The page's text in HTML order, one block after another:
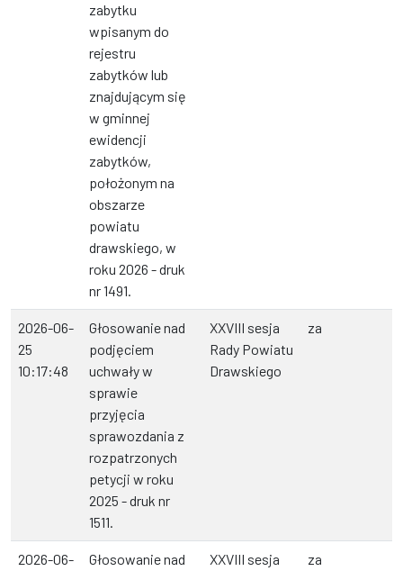
zabytku
wpisanym do
rejestru
zabytków lub
znajdującym się
w gminnej
ewidencji
zabytków,
położonym na
obszarze
powiatu
drawskiego, w
roku 2026 - druk
nr 1491.
2026-06-
25
10:17:48
Głosowanie nad
podjęciem
uchwały w
sprawie
przyjęcia
sprawozdania z
rozpatrzonych
petycji w roku
2025 - druk nr
1511.
XXVIII sesja
Rady Powiatu
Drawskiego
za
2026-06-
Głosowanie nad
XXVIII sesja
za